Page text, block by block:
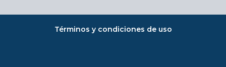
Términos y condiciones de uso